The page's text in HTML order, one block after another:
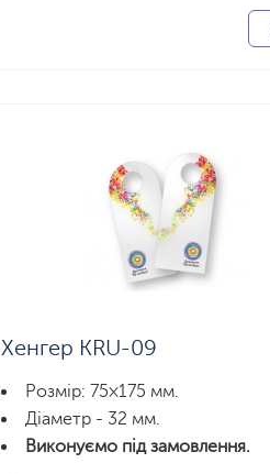
Хенгер KRU-09
Розмір: 75×175 мм.
Діаметр - 32 мм.
Виконуємо під замовлення.